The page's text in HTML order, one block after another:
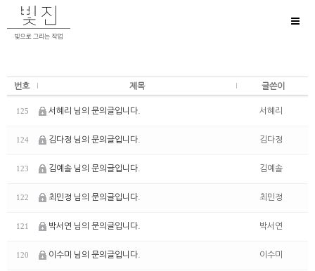
번호 제목 글쓴이
125 서혜리 님의 문의글입니다. 서혜리
124 김다정 님의 문의글입니다. 김다정
123 김예솔 님의 문의글입니다. 김예솔
122 최민정 님의 문의글입니다. 최민정
121 박서연 님의 문의글입니다. 박서연
120 이수미 님의 문의글입니다. 이수미